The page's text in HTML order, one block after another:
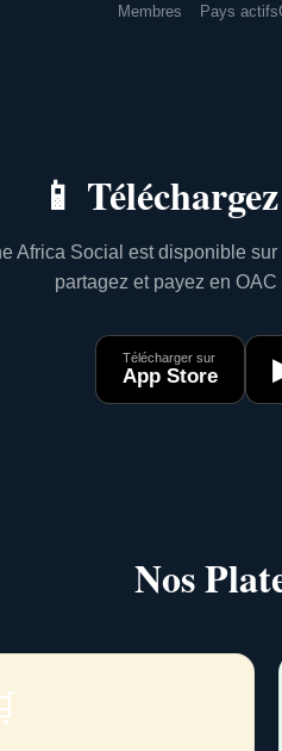
Membres Pays actifs
📱
Africa Social est disponible
partagez et payez en
Télécharger sur
App Store
Nos